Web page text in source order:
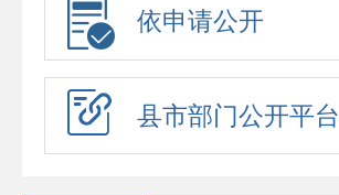
招考录用
应急预案
应急演练
依申请公开
县市部门公开平台